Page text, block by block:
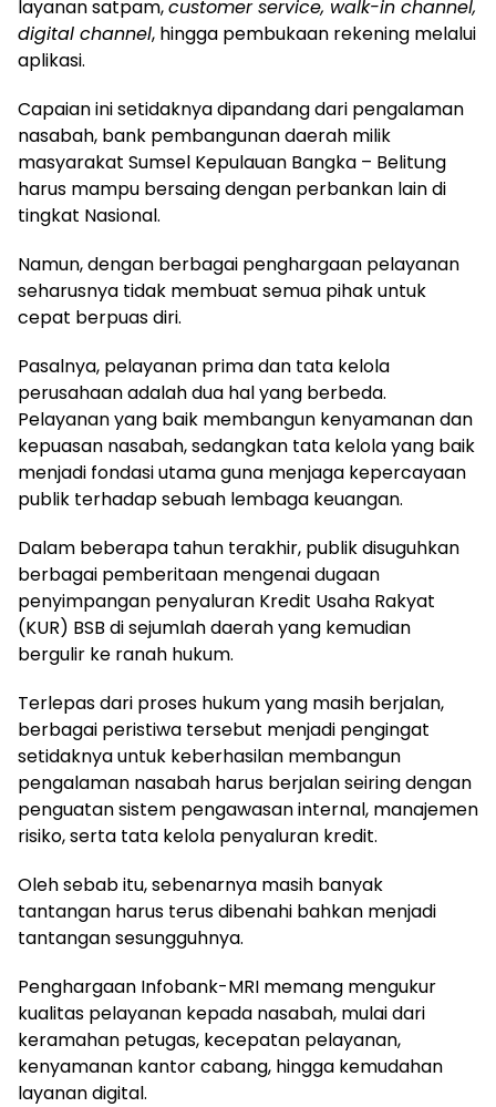
layanan satpam,customer service, walk-in channel,
digital channel, hingga pembukaan rekening melalui
aplikasi.
Capaian ini setidaknya dipandang dari pengalaman
nasabah, bank pembangunan daerah milik
masyarakat Sumsel Kepulauan Bangka – Belitung
harus mampu bersaing dengan perbankan lain di
tingkat Nasional.
Namun, dengan berbagai penghargaan pelayanan
seharusnya tidak membuat semua pihak untuk
cepat berpuas diri.
Pasalnya, pelayanan prima dan tata kelola
perusahaan adalah dua hal yang berbeda.
Pelayanan yang baik membangun kenyamanan dan
kepuasan nasabah, sedangkan tata kelola yang baik
menjadi fondasi utama guna menjaga kepercayaan
publik terhadap sebuah lembaga keuangan.
Dalam beberapa tahun terakhir, publik disuguhkan
berbagai pemberitaan mengenai dugaan
penyimpangan penyaluran Kredit Usaha Rakyat
(KUR) BSB di sejumlah daerah yang kemudian
bergulir ke ranah hukum.
Terlepas dari proses hukum yang masih berjalan,
berbagai peristiwa tersebut menjadi pengingat
setidaknya untuk keberhasilan membangun
pengalaman nasabah harus berjalan seiring dengan
penguatan sistem pengawasan internal, manajemen
risiko, serta tata kelola penyaluran kredit.
Oleh sebab itu, sebenarnya masih banyak
tantangan harus terus dibenahi bahkan menjadi
tantangan sesungguhnya.
Penghargaan Infobank-MRI memang mengukur
kualitas pelayanan kepada nasabah, mulai dari
keramahan petugas, kecepatan pelayanan,
kenyamanan kantor cabang, hingga kemudahan
layanan digital.